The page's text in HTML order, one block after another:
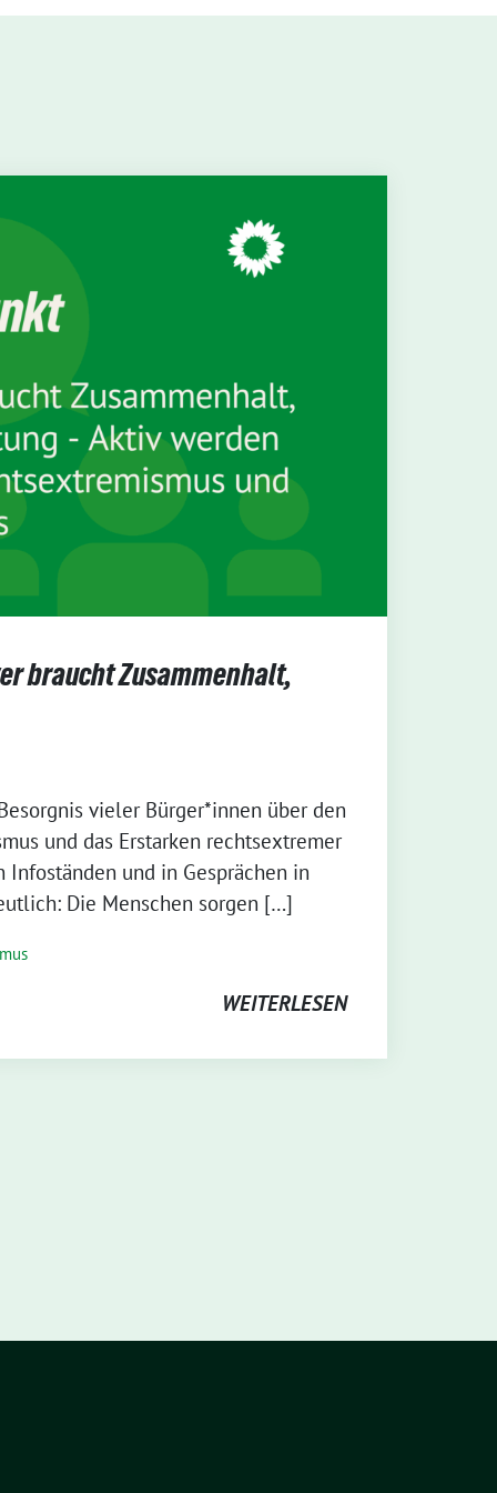
braucht Zusammenhalt,
vieler Bürger*innen über den
und das Erstarken rechtsextremer
Infoständen und in Gesprächen in
Die Menschen sorgen […]
WEITERLESEN